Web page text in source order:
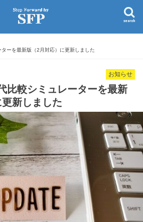
search
ーを最新版（2月対応）に更新しました
お知らせ
比較シミュレーターを最新
新しました